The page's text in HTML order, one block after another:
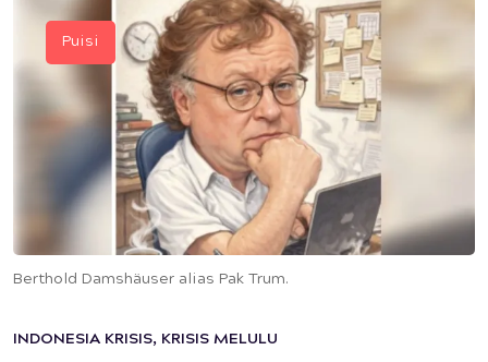
Berthold Damshäuser alias Pak Trum.
Puisi
INDONESIA KRISIS, KRISIS MELULU